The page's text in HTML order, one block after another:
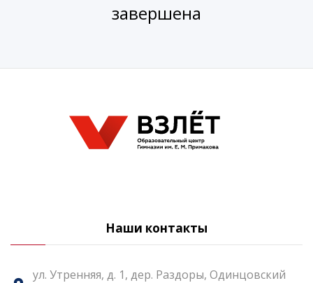
завершена
Наши контакты
ул. Утренняя, д. 1, дер. Раздоры, Одинцовский